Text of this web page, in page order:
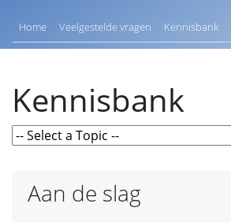
Home Veelgestelde vragen Kennisbank
Kennisbank
Aan de slag